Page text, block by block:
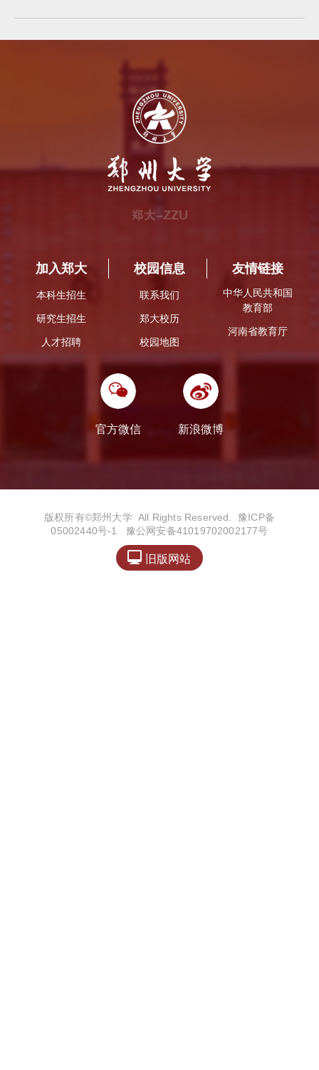
加入郑大
本科生招生
研究生招生
人才招聘
校园信息
联系我们
郑大校历
校园地图
友情链接
中华人民共和国
教育部
河南省教育厅
官方微信 新浪微博
版权所有©️郑州大学 All Rights Reserved.豫ICP备
05002440号-1
豫公网安备41019702002177号
 旧版网站